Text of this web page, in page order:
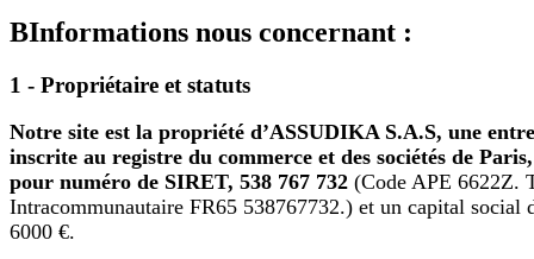
BInformations nous concernant :
1 - Propriétaire et statuts
Notre site est la propriété d’ASSUDIKA S.A.S, une
inscrite au registre du commerce et des sociétés de
pour numéro de SIRET, 538 767 732 (Code APE 6622Z.
Intracommunautaire FR65 538767732.) et un capital social
6000 €.